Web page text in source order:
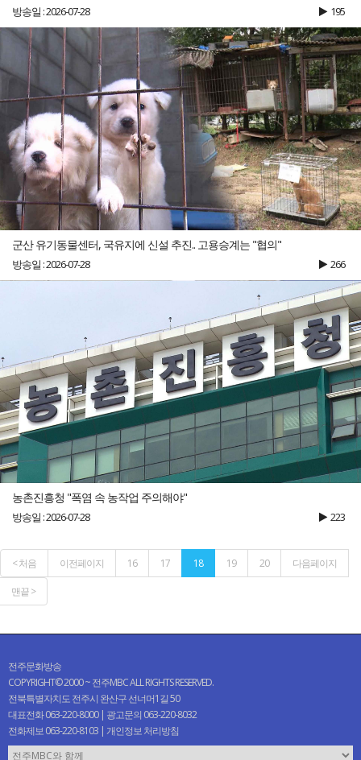
방송일 : 2026-07-28 195
군산 유기동물센터, 국유지에 신설 추진.. 고용승계는 "협의"
방송일 : 2026-07-28 266
농촌진흥청 "폭염 속 농작업 주의해야"
방송일 : 2026-07-28 223
< 처음 이전페이지 16 17 18 19 20 다음페이지
맨끝 >
전주문화방송
COPYRIGHT© 2000 ~ 전주MBC ALL RIGHTS RESERVED.
전북특별자치도 전주시 완산구 선너머1길 50
대표전화 063-220-8000 | 광고문의 063-220-8032
전화제보 063-220-8103 | 개인정보 처리방침